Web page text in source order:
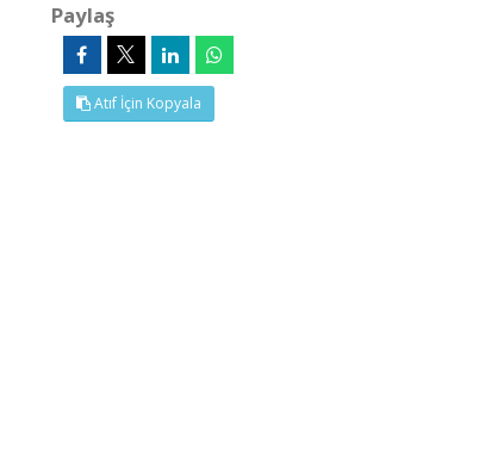
Paylaş
Atıf İçin Kopyala